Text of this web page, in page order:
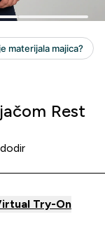
Rest
Try-On